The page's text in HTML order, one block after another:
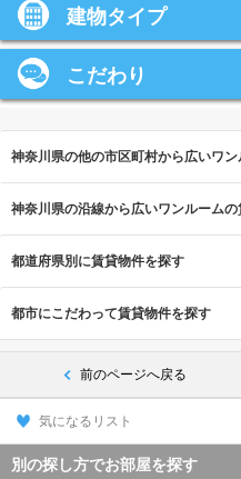
建物タイプ
こだわり
神奈川県の他の市区町村から広いワ
神奈川県の沿線から広いワンルーム
都道府県別に賃貸物件を探す
都市にこだわって賃貸物件を探す
前のページへ戻る
気になるリスト
別の探し方でお部屋を探す